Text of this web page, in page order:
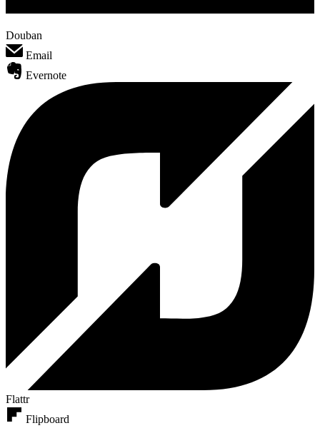
Douban
Email
Evernote
Flattr
Flipboard